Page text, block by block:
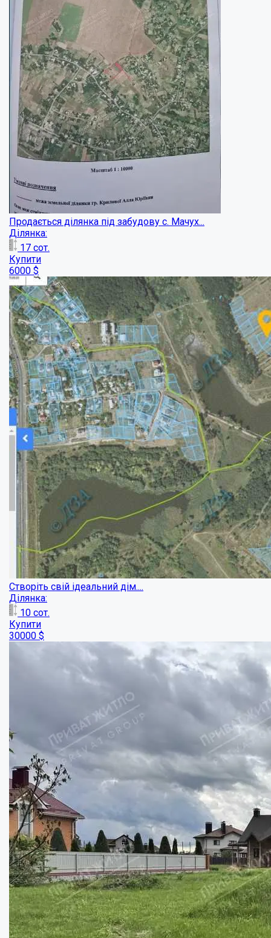
Ексклюзив! Одна з останніх ділянок в Яр...
Ділянка:
10сот.
Купити
70000 $